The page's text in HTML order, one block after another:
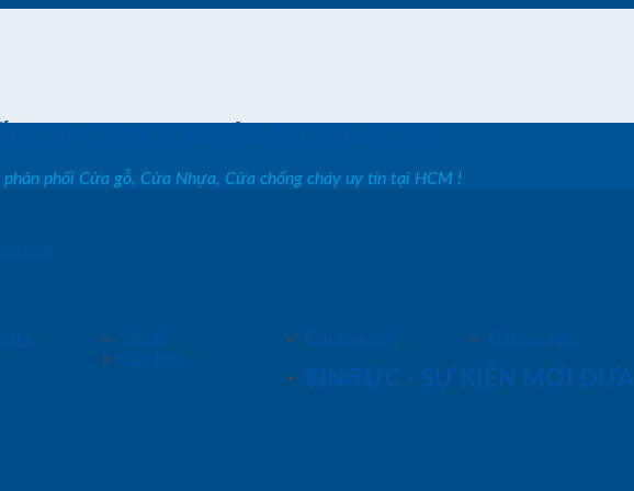
Sàn gỗ Cầu thang gỗ
Giường ngủ
Cửa kính
Báo Giá
phân phối Cửa gỗ, Cửa Nhựa, Cửa chống cháy uy tín tại HCM !
TIN TỨC - SỰ KIỆN MỚI ĐƯA